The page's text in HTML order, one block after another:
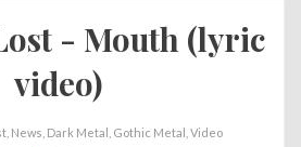
- Mouth (lyric
video)
News Dark Metal Gothic Metal Video